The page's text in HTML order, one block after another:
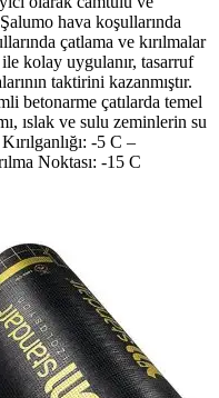
hava koşullarında
çatlama ve kırılmalar
kolay uygulanır, tasarruf
taktirini kazanmıştır.
betonarme çatılarda temel
ıslak ve sulu zeminlerin su
-5 C –
Noktası: -15 C